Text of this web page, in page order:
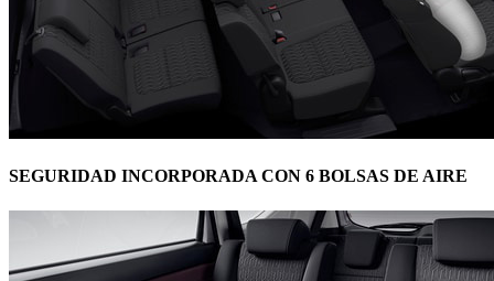
SEGURIDAD INCORPORADA CON 6 BOLSAS DE AIRE